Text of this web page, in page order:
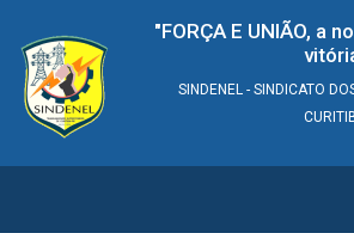
"FORÇA E UNIÃO, a
SINDENEL - SINDICATO